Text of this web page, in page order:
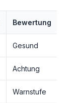
Bewertung
Gesund
Achtung
Warnstufe